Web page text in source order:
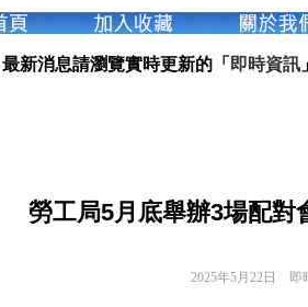
新消息請瀏覽實時更新的「 即時資訊
勞工局5月底舉辦3場配
2025年5月22日 即